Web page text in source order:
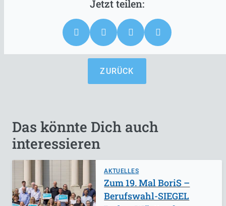
ZURÜCK
Das könnte Dich auch
interessieren
AKTUELLES
Zum 19. Mal BoriS –
Berufswahl-SIEGEL